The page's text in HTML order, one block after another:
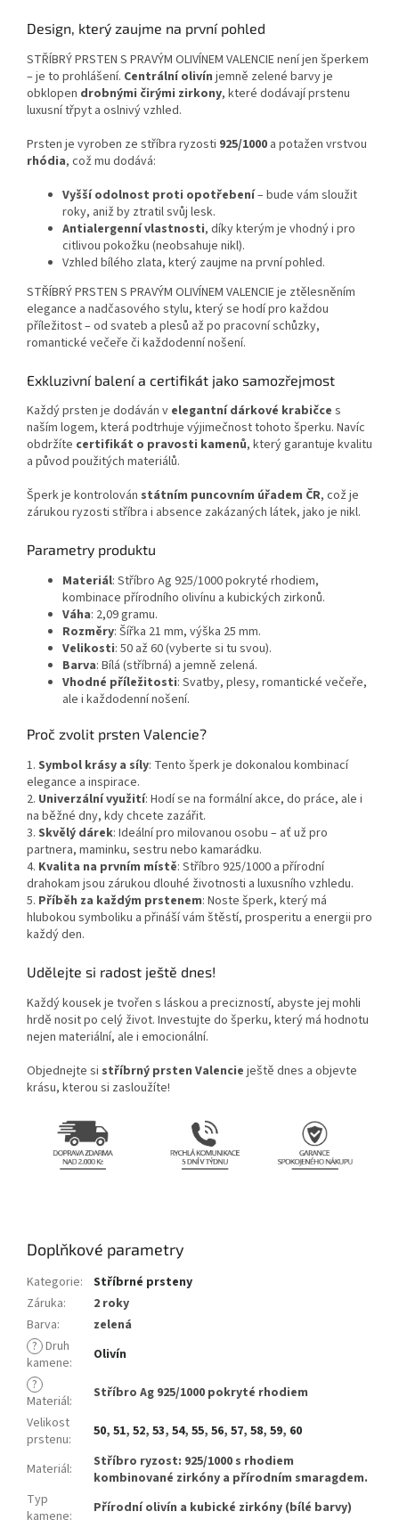
Design, který zaujme na první pohled
STŘÍBRÝ PRSTEN S PRAVÝM OLIVÍNEM VALENCIE není jen šperkem
– je to prohlášení. Centrální olivín jemně zelené barvy je
obklopen drobnými čirými zirkony, které dodávají prstenu
luxusní třpyt a oslnivý vzhled.
Prsten je vyroben ze stříbra ryzosti 925/1000 a potažen vrstvou
rhódia, což mu dodává:
Vyšší odolnost proti opotřebení– bude vám sloužit
roky, aniž by ztratil svůj lesk.
Antialergenní vlastnosti, díky kterým je vhodný i pro
citlivou pokožku (neobsahuje nikl).
Vzhled bílého zlata, který zaujme na první pohled.
STŘÍBRÝ PRSTEN S PRAVÝM OLIVÍNEM VALENCIE je ztělesněním
elegance a nadčasového stylu, který se hodí pro každou
příležitost – od svateb a plesů až po pracovní schůzky,
romantické večeře či každodenní nošení.
Exkluzivní balení a certifikát jako samozřejmost
Každý prsten je dodáván v elegantní dárkové krabičce s
naším logem, která podtrhuje výjimečnost tohoto šperku. Navíc
obdržíte certifikát o pravosti kamenů, který garantuje kvalitu
a původ použitých materiálů.
Šperk je kontrolován státním puncovním úřadem ČR, což je
zárukou ryzosti stříbra i absence zakázaných látek, jako je nikl.
Parametry produktu
Materiál: Stříbro Ag 925/1000 pokryté rhodiem,
kombinace přírodního olivínu a kubických zirkonů.
Váha: 2,09 gramu.
Rozměry: Šířka 21 mm, výška 25 mm.
Velikosti: 50 až 60 (vyberte si tu svou).
Barva: Bílá (stříbrná) a jemně zelená.
Vhodné příležitosti: Svatby, plesy, romantické večeře,
ale i každodenní nošení.
Proč zvolit prsten Valencie?
1. Symbol krásy a síly: Tento šperk je dokonalou kombinací
elegance a inspirace.
2. Univerzální využití: Hodí se na formální akce, do práce, ale i
na běžné dny, kdy chcete zazářit.
3. Skvělý dárek: Ideální pro milovanou osobu – ať už pro
partnera, maminku, sestru nebo kamarádku.
4. Kvalita na prvním místě: Stříbro 925/1000 a přírodní
drahokam jsou zárukou dlouhé životnosti a luxusního vzhledu.
5. Příběh za každým prstenem: Noste šperk, který má
hlubokou symboliku a přináší vám štěstí, prosperitu a energii pro
každý den.
Udělejte si radost ještě dnes!
Každý kousek je tvořen s láskou a precizností, abyste jej mohli
hrdě nosit po celý život. Investujte do šperku, který má hodnotu
nejen materiální, ale i emocionální.
Objednejte si stříbrný prsten Valencie ještě dnes a objevte
krásu, kterou si zasloužíte!
Doplňkové parametry
Kategorie:
Stříbrné prsteny
Záruka:
2 roky
Barva:
zelená
? Druh
kamene:
Olivín
?
Materiál:
Stříbro Ag 925/1000 pokryté rhodiem
Velikost
prstenu: 50, 51, 52, 53, 54, 55, 56, 57, 58, 59, 60
Materiál:
Stříbro ryzost: 925/1000 s rhodiem
kombinované zirkóny a přírodním smaragdem.
Typ
kamene:
Přírodní olivín a kubické zirkóny (bílé barvy)